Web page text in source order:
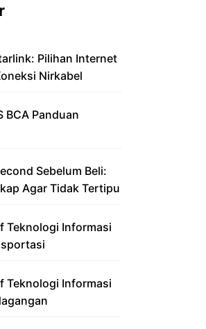
Pilihan Internet
Nirkabel
BCA Panduan
Sebelum Beli:
Agar Tidak Tertipu
Teknologi Informasi
Teknologi Informasi